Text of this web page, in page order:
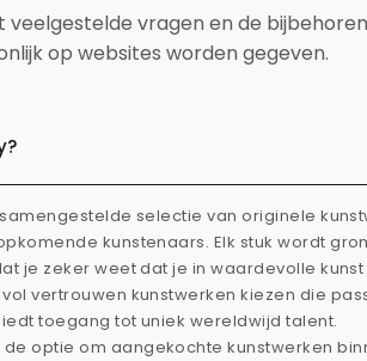
veelgestelde vragen en de
op websites worden gegeven.
selectie van originele
kunstenaars. Elk stuk wordt
je zeker weet dat je in waardevolle
vertrouwen kunstwerken kiezen die
toegang tot uniek wereldwijd talent.
optie om aangekochte kunstwerken